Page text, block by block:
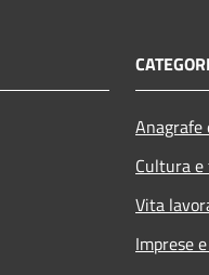
Cultura
Vita
Imprese